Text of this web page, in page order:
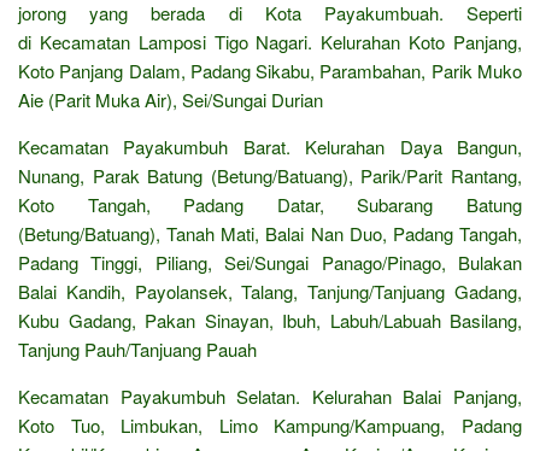
jorong yang berada di Kota Payakumbuah. Seperti
di Kecamatan Lamposi Tigo Nagari. Kelurahan Koto Panjang,
Koto Panjang Dalam, Padang Sikabu, Parambahan, Parik Muko
Aie (Parit Muka Air), Sei/Sungai Durian
Kecamatan Payakumbuh Barat. Kelurahan Daya Bangun,
Nunang, Parak Batung (Betung/Batuang), Parik/Parit Rantang,
Koto Tangah, Padang Datar, Subarang Batung
(Betung/Batuang), Tanah Mati, Balai Nan Duo, Padang Tangah,
Padang Tinggi, Piliang, Sei/Sungai Panago/Pinago, Bulakan
Balai Kandih, Payolansek, Talang, Tanjung/Tanjuang Gadang,
Kubu Gadang, Pakan Sinayan, Ibuh, Labuh/Labuah Basilang,
Tanjung Pauh/Tanjuang Pauah
Kecamatan Payakumbuh Selatan. Kelurahan Balai Panjang,
Koto Tuo, Limbukan, Limo Kampung/Kampuang, Padang